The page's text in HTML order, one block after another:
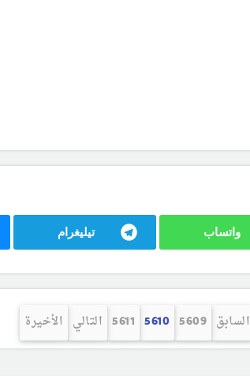
واتساب تيليغرام
السابق 5609
5610
5611 التالي الأخيرة